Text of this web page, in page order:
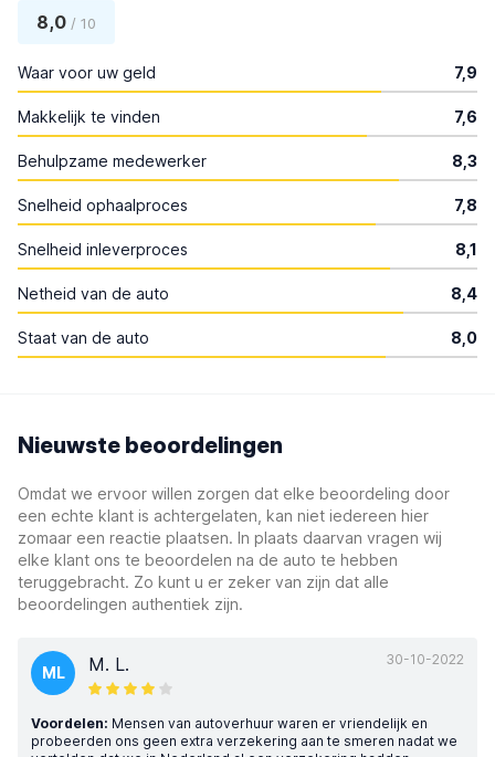
8,0 / 10
Waar voor uw geld 7,9
Makkelijk te vinden 7,6
Behulpzame medewerker 8,3
Snelheid ophaalproces 7,8
Snelheid inleverproces 8,1
Netheid van de auto 8,4
Staat van de auto 8,0
Nieuwste beoordelingen
Omdat we ervoor willen zorgen dat elke beoordeling door
een echte klant is achtergelaten, kan niet iedereen hier
zomaar een reactie plaatsen. In plaats daarvan vragen wij
elke klant ons te beoordelen na de auto te hebben
teruggebracht. Zo kunt u er zeker van zijn dat alle
beoordelingen authentiek zijn.
30-10-2022
ML M. L.
Voordelen: Mensen van autoverhuur waren er vriendelijk en
probeerden ons geen extra verzekering aan te smeren nadat we